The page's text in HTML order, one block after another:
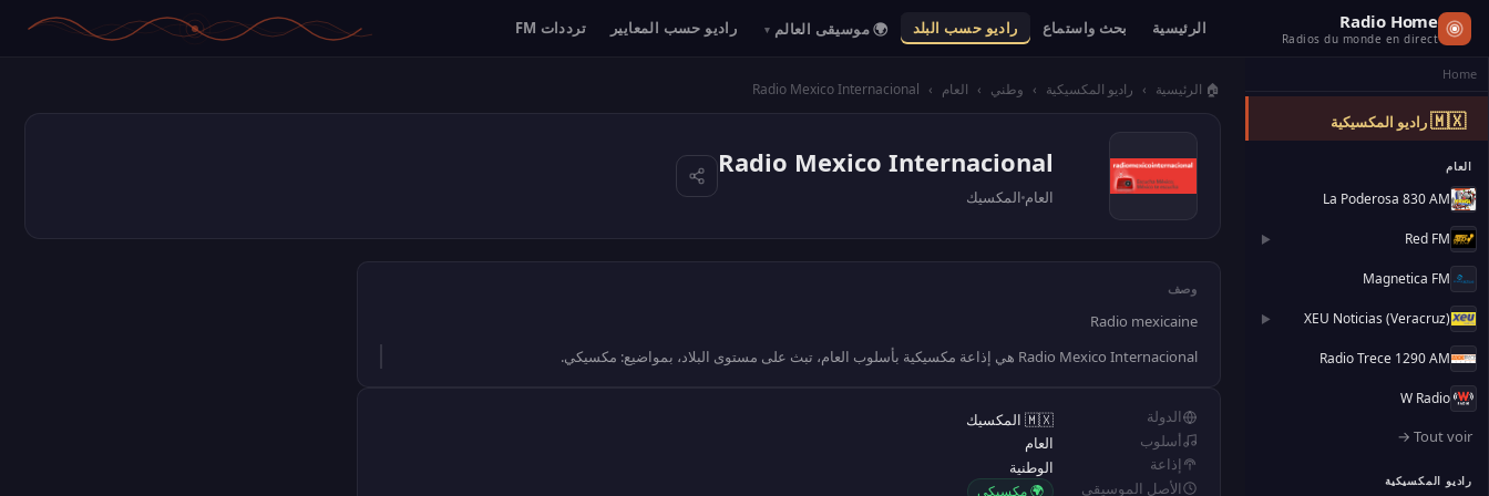
Radio Home
Radios du monde en direct
الرئيسية بحث واستماع راديو حسب البلد 🌍 موسيقى العالم ▾ راديو حسب المعايير ترددات FM
Home
🇲🇽راديو المكسيكية
العام
La Poderosa 830 AM
Red FM
▶
Magnetica FM
XEU Noticias (Veracruz)
▶
Radio Trece 1290 AM
W Radio
Tout voir →
راديو المكسيكية
🏠 الرئيسية › راديو المكسيكية › وطني › العام ›
Radio Mexico Internacional
العام المكسيك
وصف
Radio mexicaine
Radio Mexico Internacional هي إذاعة مكسيكية بأسلوب العام، تبث على مستوى البلاد، بمواضيع: مكسيكي.
الدولة
🇲🇽 المكسيك
أسلوب
العام
إذاعة
الوطنية
الأصل الموسيقي
🌍 مكسيكي